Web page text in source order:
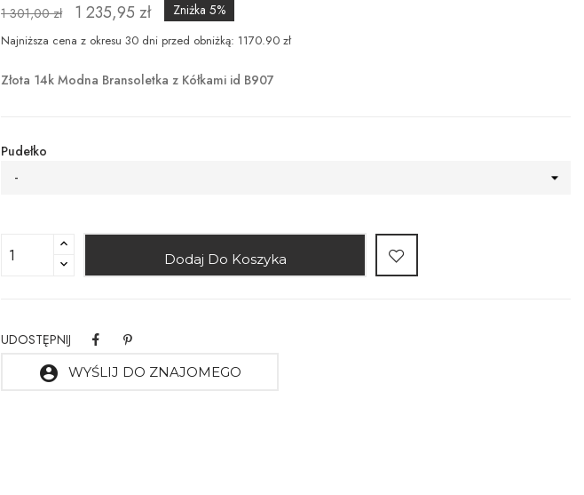
1 301,00 zł 1 235,95 zł Zniżka 5%
Najniższa cena z okresu 30 dni przed obniżką: 1170.90 zł
Złota 14k Modna Bransoletka z Kółkami id B907
Pudełko
-
Dodaj Do Koszyka
UDOSTĘPNIJ
account_circle WYŚLIJ DO ZNAJOMEGO